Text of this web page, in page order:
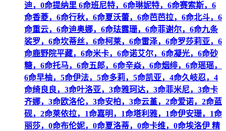
迪，0命提纳里 6命班尼特，6命琳妮特，6命赛索斯，6
命香菱，6命行秋，6命夏沃蕾，6命芭芭拉，6命北斗，6
命重云，6命迪奥娜，6命珐露珊，6命菲谢尔，6命九条
裟罗，6命坎蒂丝，6命柯莱，6命雷泽，6命罗莎莉亚，6
命鹿野院平藏，6命米卡，6命诺艾尔，6命凝光，6命砂
糖，6命托马，6命五郎，6命辛焱，6命烟绯，6命瑶瑶，
6命早柚，5命伊法，5命多莉，5命凯亚，4命久岐忍，4
命绮良良，3命叶洛亚，3命雅珂达，3命菲米尼，3命卡
齐娜，3命欧洛伦，3命安柏，3命云堇，2命爱诺，2命蓝
砚，2命莱依拉，1命嘉明，1命塔利雅，1命伊安珊，1命
丽莎，0命布伦妮，0命夏洛蒂，0命卡维，0命埃洛伊 精